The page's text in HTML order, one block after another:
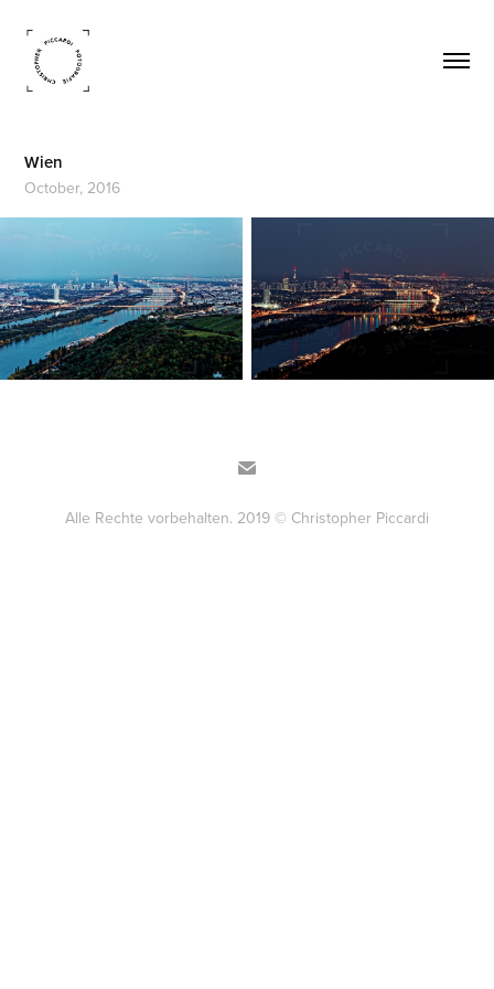
Wien
October, 2016
Alle Rechte vorbehalten. 2019 © Christopher Piccardi